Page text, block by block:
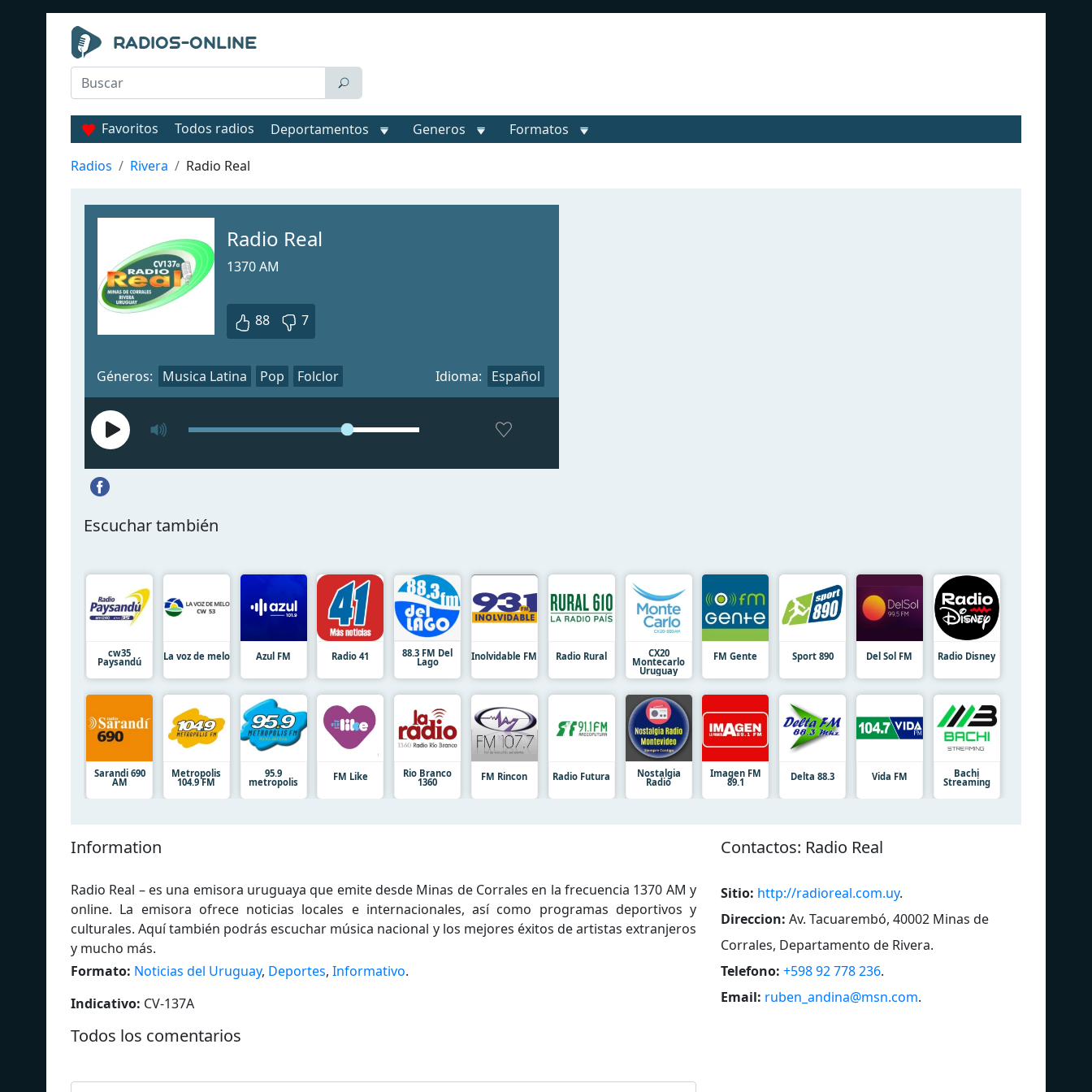
Favoritos Todos radios Deportamentos Generos Formatos
Radios Rivera Radio Real
Radio Real
1370 AM
88 7
Géneros: Musica Latina Pop Folclor Idioma: Español
Escuchar también
cw35
Paysandú La voz de melo Azul FM Radio 41 88.3 FM Del
Lago Inolvidable FM Radio Rural CX20
Montecarlo
Uruguay
FM Gente Sport 890 Del Sol FM Radio Disney
Sarandi 690
AM
Metropolis
104.9 FM
95.9
metropolis FM Like Rio Branco
1360 FM Rincon Radio Futura Nostalgia
Radio
Imagen FM
89.1 Delta 88.3 Vida FM Bachi
Streaming
Information
Radio Real – es una emisora uruguaya que emite desde Minas de Corrales en la frecuencia 1370 AM y
online. La emisora ofrece noticias locales e internacionales, así como programas deportivos y
culturales. Aquí también podrás escuchar música nacional y los mejores éxitos de artistas extranjeros
y mucho más.
Formato: Noticias del Uruguay, Deportes, Informativo.
Indicativo: CV-137A
Сontactos: Radio Real
Sitio: http://radioreal.com.uy.
Direccion: Av. Tacuarembó, 40002 Minas de
Corrales, Departamento de Rivera.
Telefono: +598 92 778 236.
Email: ruben_andina@msn.com.
Todos los comentarios